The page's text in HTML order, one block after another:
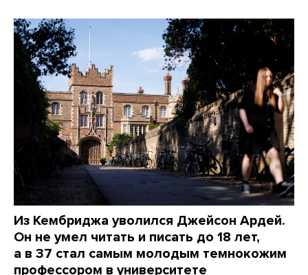
Из Кембриджа уволился Джейсон Ардей.
Он не умел читать и писать до 18 лет,
а в 37 стал самым молодым темнокожим
профессором в университете